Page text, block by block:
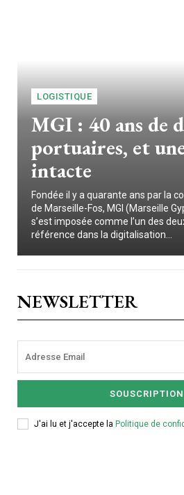
LOGISTIQUE
MGI : 40 ans de
portuaires, et
intacte
Fondée il y a quarante ans par la
de Marseille-Fos, MGI (Marseille
s’est imposée comme l’un des
référence dans la digitalisation...
NEWSLETTER
SOUSCRIPTION
J'ai lu et j'accepte la Politique de